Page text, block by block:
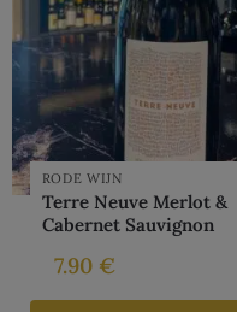
RODE WIJN
Terre Neuve Merlot &
Cabernet Sauvignon
7.90 €